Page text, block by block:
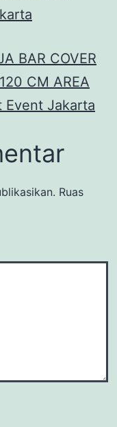
BAR COVER
CM AREA
Event Jakarta
Ruas